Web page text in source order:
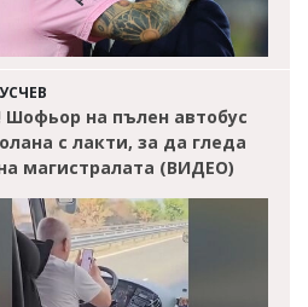
Шофьор на пълен автобус
с лакти, за да гледа
магистралата (ВИДЕО)